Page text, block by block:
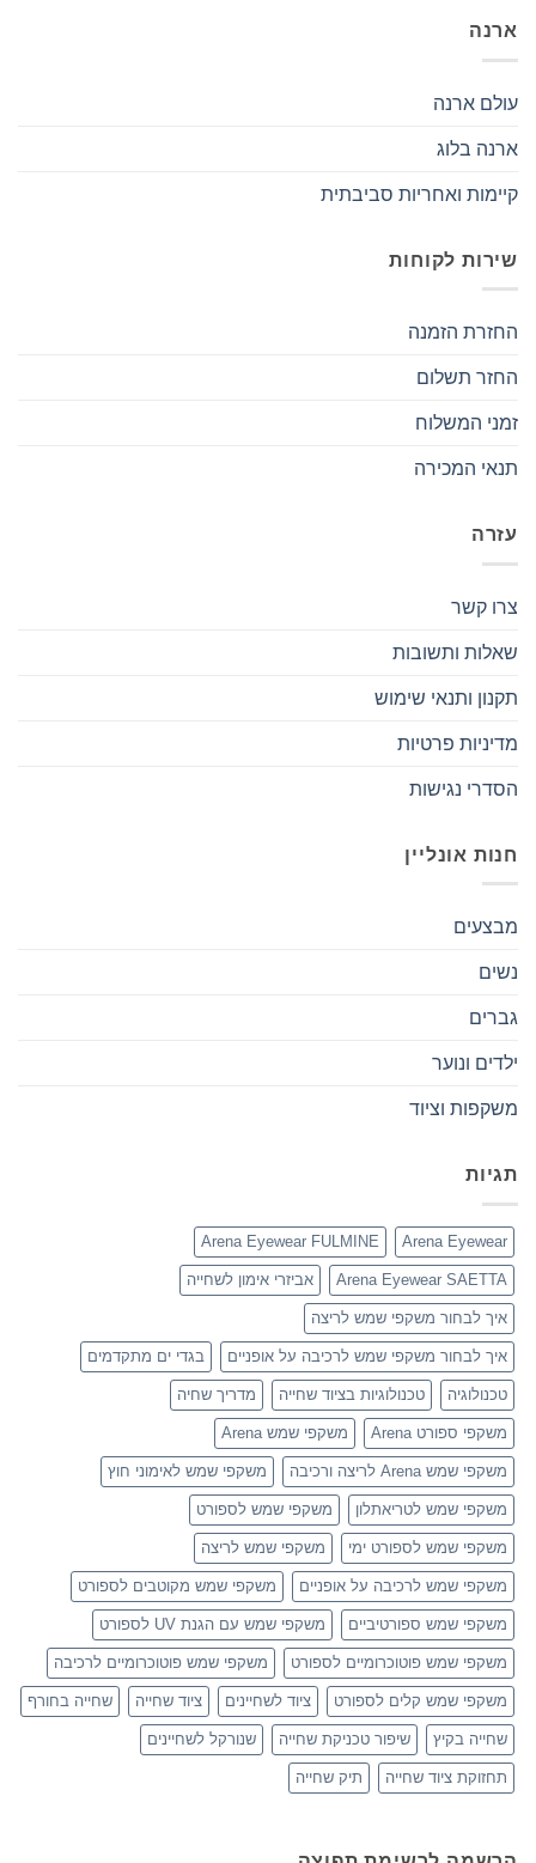
ארנה
עולם ארנה
ארנה בלוג
קיימות ואחריות סביבתית
שירות לקוחות
החזרת הזמנה
החזר תשלום
זמני המשלוח
תנאי המכירה
עזרה
צרו קשר
שאלות ותשובות
תקנון ותנאי שימוש
מדיניות פרטיות
הסדרי נגישות
חנות אונליין
מבצעים
נשים
גברים
ילדים ונוער
משקפות וציוד
תגיות
Arena Eyewear
Arena Eyewear FULMINE
Arena Eyewear SAETTA אביזרי אימון לשחייה
איך לבחור משקפי שמש לריצה
איך לבחור משקפי שמש לרכיבה על אופניים בגדי ים מתקדמים
טכנולוגיה טכנולוגיות בציוד שחייה מדריך שחיה
משקפי ספורט Arena משקפי שמש Arena
משקפי שמש Arena לריצה ורכיבה משקפי שמש לאימוני חוץ
משקפי שמש לטריאתלון משקפי שמש לספורט
משקפי שמש לספורט ימי משקפי שמש לריצה
משקפי שמש לרכיבה על אופניים משקפי שמש מקוטבים לספורט
משקפי שמש ספורטיביים משקפי שמש עם הגנת UV לספורט
משקפי שמש פוטוכרומיים לספורט משקפי שמש פוטוכרומיים לרכיבה
משקפי שמש קלים לספורט ציוד לשחיינים ציוד שחייה שחייה בחורף
שחייה בקיץ שיפור טכניקת שחייה שנורקל לשחיינים
תחזוקת ציוד שחייה תיק שחייה